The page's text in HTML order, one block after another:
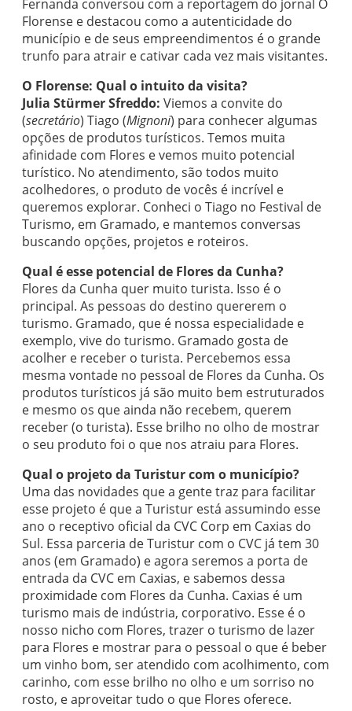
Fernanda conversou com a reportagem do jornal O
Florense e destacou como a autenticidade do
município e de seus empreendimentos é o grande
trunfo para atrair e cativar cada vez mais visitantes.
O Florense: Qual o intuito da visita?
Julia Stürmer Sfreddo: Viemos a convite do
(secretário) Tiago (Mignoni) para conhecer algumas
opções de produtos turísticos. Temos muita
afinidade com Flores e vemos muito potencial
turístico. No atendimento, são todos muito
acolhedores, o produto de vocês é incrível e
queremos explorar. Conheci o Tiago no Festival de
Turismo, em Gramado, e mantemos conversas
buscando opções, projetos e roteiros.
Qual é esse potencial de Flores da Cunha?
Flores da Cunha quer muito turista. Isso é o
principal. As pessoas do destino quererem o
turismo. Gramado, que é nossa especialidade e
exemplo, vive do turismo. Gramado gosta de
acolher e receber o turista. Percebemos essa
mesma vontade no pessoal de Flores da Cunha. Os
produtos turísticos já são muito bem estruturados
e mesmo os que ainda não recebem, querem
receber (o turista). Esse brilho no olho de mostrar
o seu produto foi o que nos atraiu para Flores.
Qual o projeto da Turistur com o município?
Uma das novidades que a gente traz para facilitar
esse projeto é que a Turistur está assumindo esse
ano o receptivo oficial da CVC Corp em Caxias do
Sul. Essa parceria de Turistur com o CVC já tem 30
anos (em Gramado) e agora seremos a porta de
entrada da CVC em Caxias, e sabemos dessa
proximidade com Flores da Cunha. Caxias é um
turismo mais de indústria, corporativo. Esse é o
nosso nicho com Flores, trazer o turismo de lazer
para Flores e mostrar para o pessoal o que é beber
um vinho bom, ser atendido com acolhimento, com
carinho, com esse brilho no olho e um sorriso no
rosto, e aproveitar tudo o que Flores oferece.